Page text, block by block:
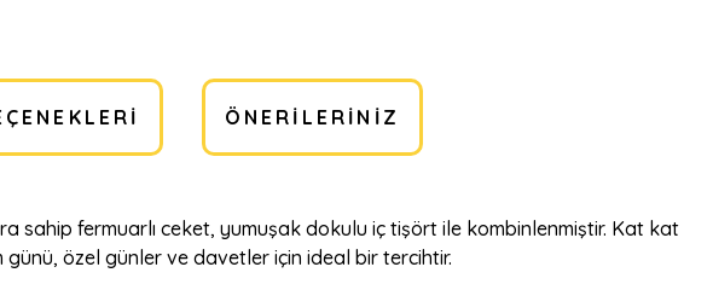
ÖNERILERINIZ
sahip fermuarlı ceket, yumuşak dokulu iç tişört ile kombinlenmiştir. Kat kat
günü, özel günler ve davetler için ideal bir tercihtir.